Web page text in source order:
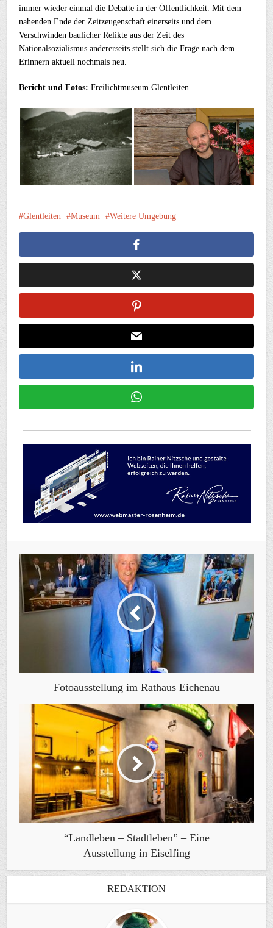
immer wieder einmal die Debatte in der Öffentlichkeit. Mit dem
nahenden Ende der Zeitzeugenschaft einerseits und dem
Verschwinden baulicher Relikte aus der Zeit des
Nationalsozialismus andererseits stellt sich die Frage nach dem
Erinnern aktuell nochmals neu.
Bericht und Fotos: Freilichtmuseum Glentleiten
Glentleiten Museum Weitere Umgebung
Fotoausstellung im Rathaus Eichenau
“Landleben – Stadtleben” – Eine
Ausstellung in Eiselfing
REDAKTION